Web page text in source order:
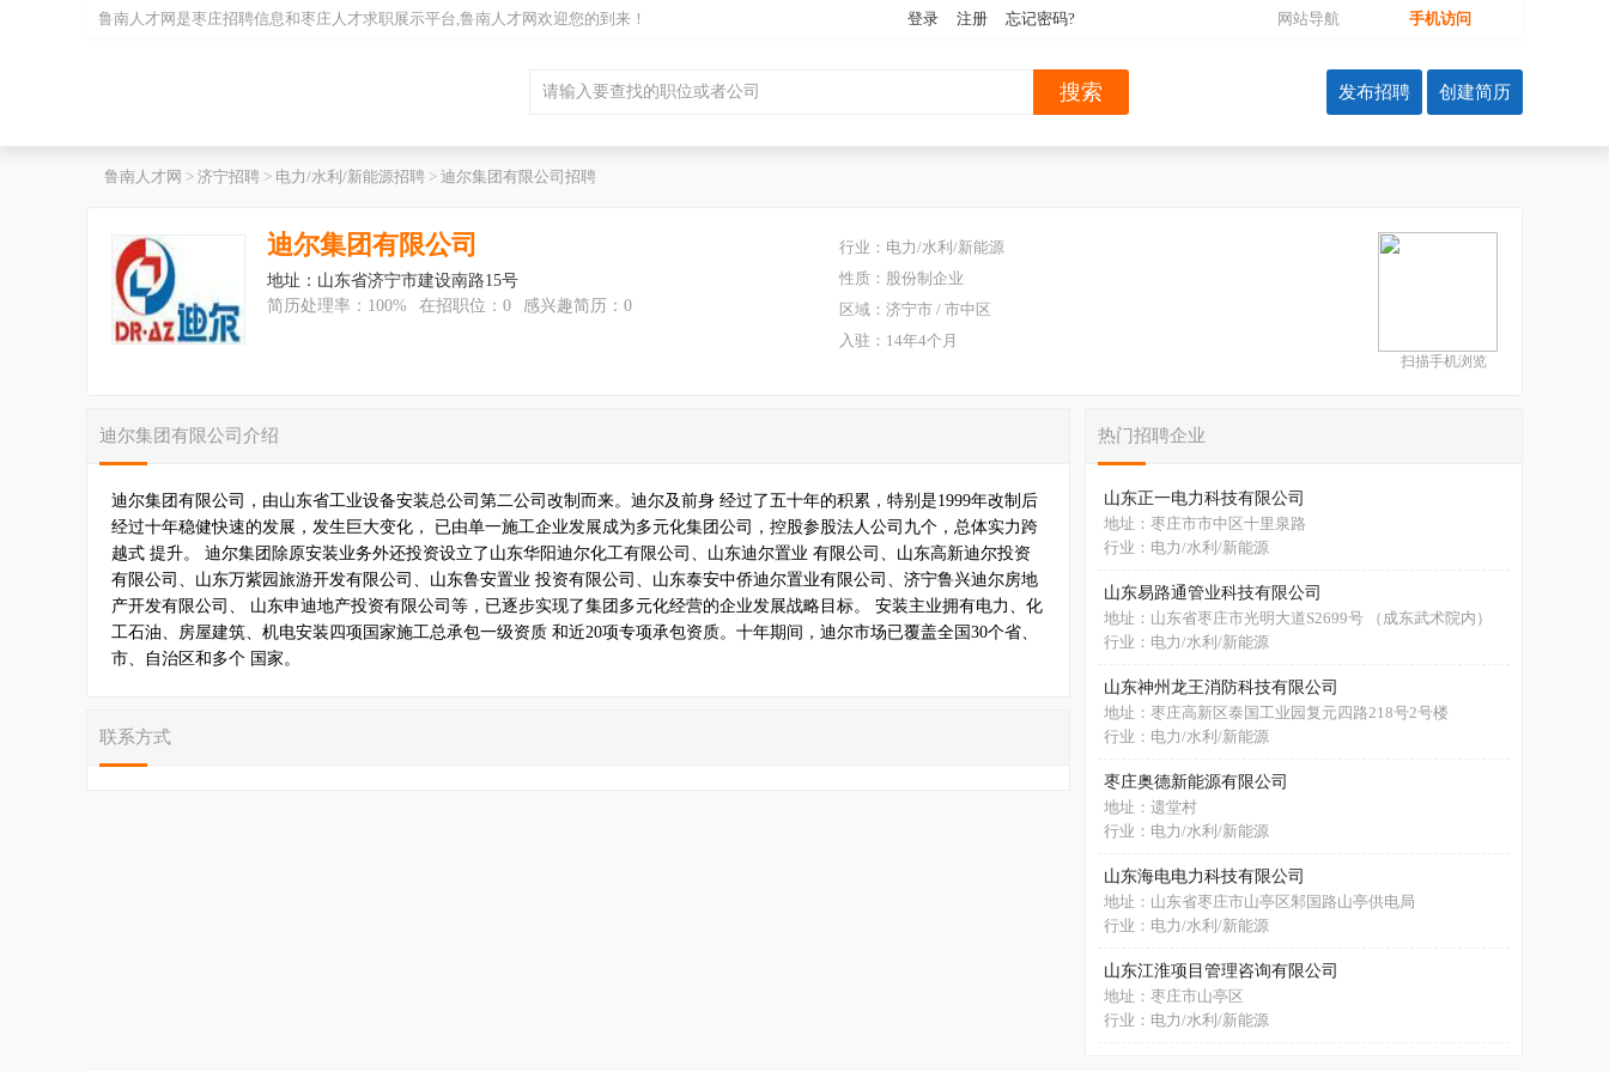
鲁南人才网是枣庄招聘信息和枣庄人才求职展示平台,鲁南人才网欢迎您的到来！ 手机访问
网站导航
登录 注册 忘记密码?
鲁南人才网 > 济宁招聘 > 电力/水利/新能源招聘 > 迪尔集团有限公司招聘
迪尔集团有限公司
地址：山东省济宁市建设南路15号
简历处理率：100%
在招职位：0 感兴趣简历：0
行业：电力/水利/新能源
性质：股份制企业
区域：济宁市 / 市中区
入驻：14年4个月
扫描手机浏览
热门招聘企业
山东正一电力科技有限公司
地址：枣庄市市中区十里泉路
行业：电力/水利/新能源
山东易路通管业科技有限公司
地址：山东省枣庄市光明大道S2699号 （成东武术院内）
行业：电力/水利/新能源
山东神州龙王消防科技有限公司
地址：枣庄高新区泰国工业园复元四路218号2号楼
行业：电力/水利/新能源
枣庄奥德新能源有限公司
地址：遗堂村
行业：电力/水利/新能源
山东海电电力科技有限公司
地址：山东省枣庄市山亭区邾国路山亭供电局
行业：电力/水利/新能源
山东江淮项目管理咨询有限公司
地址：枣庄市山亭区
行业：电力/水利/新能源
迪尔集团有限公司介绍
迪尔集团有限公司，由山东省工业设备安装总公司第二公司改制而来。迪尔及前身 经过了五十年的积累，特别是1999年改制后
经过十年稳健快速的发展，发生巨大变化， 已由单一施工企业发展成为多元化集团公司，控股参股法人公司九个，总体实力跨
越式 提升。 迪尔集团除原安装业务外还投资设立了山东华阳迪尔化工有限公司、山东迪尔置业 有限公司、山东高新迪尔投资
有限公司、山东万紫园旅游开发有限公司、山东鲁安置业 投资有限公司、山东泰安中侨迪尔置业有限公司、济宁鲁兴迪尔房地
产开发有限公司、 山东申迪地产投资有限公司等，已逐步实现了集团多元化经营的企业发展战略目标。 安装主业拥有电力、化
工石油、房屋建筑、机电安装四项国家施工总承包一级资质 和近20项专项承包资质。十年期间，迪尔市场已覆盖全国30个省、
市、自治区和多个 国家。
联系方式